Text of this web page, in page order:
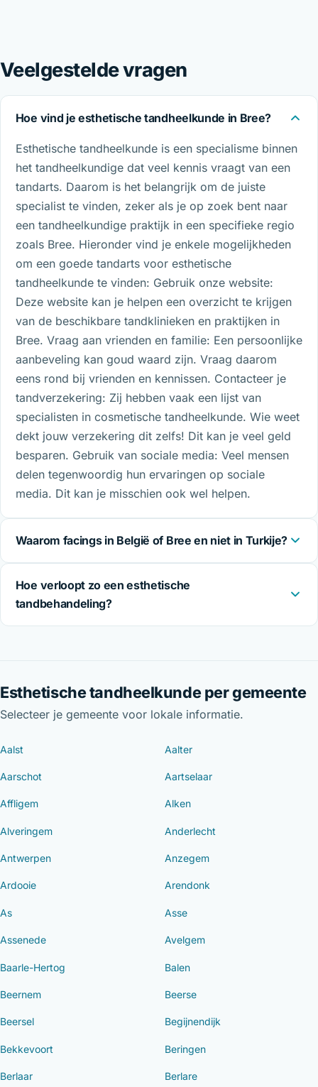
Veelgestelde vragen
Hoe vind je esthetische tandheelkunde in Bree?
Esthetische tandheelkunde is een specialisme binnen
het tandheelkundige dat veel kennis vraagt van een
tandarts. Daarom is het belangrijk om de juiste
specialist te vinden, zeker als je op zoek bent naar
een tandheelkundige praktijk in een specifieke regio
zoals Bree. Hieronder vind je enkele mogelijkheden
om een goede tandarts voor esthetische
tandheelkunde te vinden: Gebruik onze website:
Deze website kan je helpen een overzicht te krijgen
van de beschikbare tandklinieken en praktijken in
Bree. Vraag aan vrienden en familie: Een persoonlijke
aanbeveling kan goud waard zijn. Vraag daarom
eens rond bij vrienden en kennissen. Contacteer je
tandverzekering: Zij hebben vaak een lijst van
specialisten in cosmetische tandheelkunde. Wie weet
dekt jouw verzekering dit zelfs! Dit kan je veel geld
besparen. Gebruik van sociale media: Veel mensen
delen tegenwoordig hun ervaringen op sociale
media. Dit kan je misschien ook wel helpen.
Waarom facings in België of Bree en niet in Turkije?
Hoe verloopt zo een esthetische
tandbehandeling?
Esthetische tandheelkunde per gemeente
Selecteer je gemeente voor lokale informatie.
Aalst Aalter
Aarschot Aartselaar
Affligem Alken
Alveringem Anderlecht
Antwerpen Anzegem
Ardooie Arendonk
As Asse
Assenede Avelgem
Baarle-Hertog Balen
Beernem Beerse
Beersel Begijnendijk
Bekkevoort Beringen
Berlaar Berlare